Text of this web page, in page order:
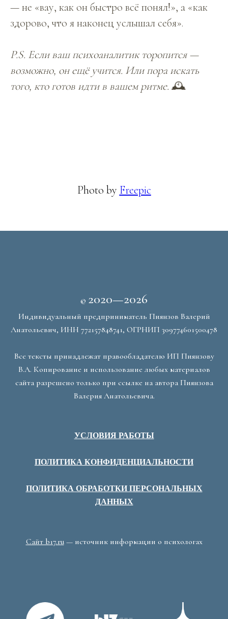
— не «вау, как он быстро всё понял!», а «как
здорово, что я наконец услышал себя».
P.S. Если ваш психоаналитик торопится —
возможно, он ещё учится. Или пора искать
того, кто готов идти в вашем ритме. 🕰️
Photo by Freepic
© 2020—2026
Индивидуальный предприниматель Пиянзов Валерий
Анатольевич, ИНН 772157848741, ОГРНИП 309774601500478
Все тексты принадлежат правообладателю ИП Пиянзову
В.А. Копирование и использование любых материалов
сайта разрешено только при ссылке на автора Пиянзова
Валерия Анатольевича.
УСЛОВИЯ РАБОТЫ
ПОЛИТИКА КОНФИДЕНЦИАЛЬНОСТИ
ПОЛИТИКА ОБРАБОТКИ ПЕРСОНАЛЬНЫХ
ДАННЫХ
Сайт b17.ru— источник информации о психологах